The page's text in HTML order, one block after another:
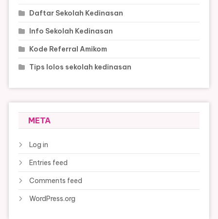
Daftar Sekolah Kedinasan
Info Sekolah Kedinasan
Kode Referral Amikom
Tips lolos sekolah kedinasan
META
Log in
Entries feed
Comments feed
WordPress.org